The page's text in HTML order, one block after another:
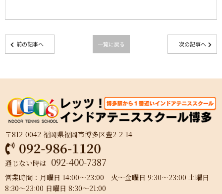
前の記事へ 一覧に戻る 次の記事へ
〒812-0042 福岡県福岡市博多区豊2-2-14
通じない時は 092-400-7387
営業時間：月曜日 14:00～23:00 火～金曜日 9:30～23:00 土曜日
8:30～23:00 日曜日 8:30～21:00